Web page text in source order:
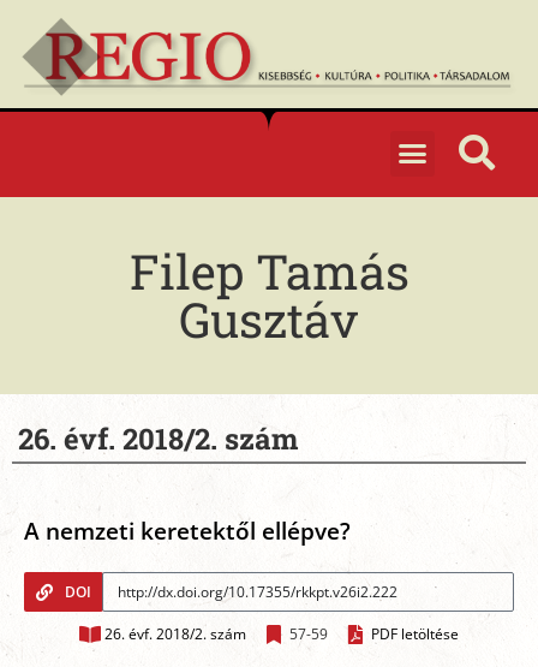
Filep Tamás
Gusztáv
26. évf. 2018/2. szám
A nemzeti keretektől ellépve?
DOI
26. évf. 2018/2. szám 57-59 PDF letöltése